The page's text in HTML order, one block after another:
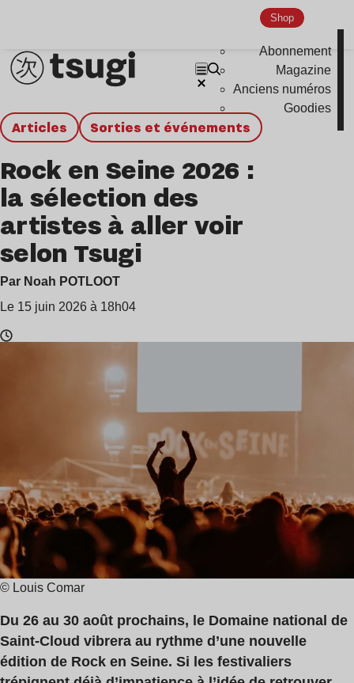
Shop
Abonnement
Magazine
Anciens numéros
Goodies
Articles Sorties et événements
Rock en Seine 2026 :
la sélection des
artistes à aller voir
selon Tsugi
Par Noah POTLOOT
Le 15 juin 2026 à 18h04
© Louis Comar
Du 26 au 30 août prochains, le Domaine national de
Saint-Cloud vibrera au rythme d’une nouvelle
édition de Rock en Seine. Si les festivaliers